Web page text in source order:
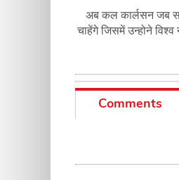
अब कल कार्लसन जब
चाहेंगे जिसमें उन्होने